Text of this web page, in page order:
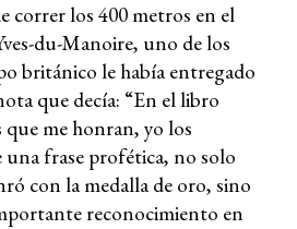
correr los 400 metros en el
du-Manoire, uno de los
británico le había entregado
que decía: “En el libro
que me honran, yo los
una frase profética, no solo
con la medalla de oro, sino
reconocimiento en